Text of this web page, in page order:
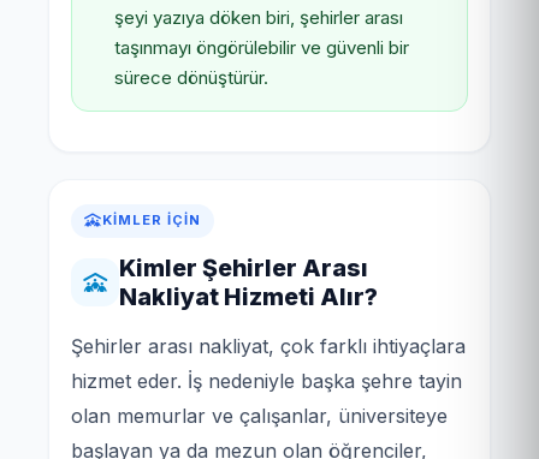
şeyi yazıya döken biri, şehirler arası
taşınmayı öngörülebilir ve güvenli bir
sürece dönüştürür.
KIMLER İÇIN
Kimler Şehirler Arası
Nakliyat Hizmeti Alır?
Şehirler arası nakliyat, çok farklı ihtiyaçlara
hizmet eder. İş nedeniyle başka şehre tayin
olan memurlar ve çalışanlar, üniversiteye
başlayan ya da mezun olan öğrenciler,